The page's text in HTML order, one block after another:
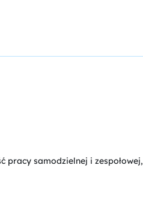
pracy samodzielnej i zespołowej,